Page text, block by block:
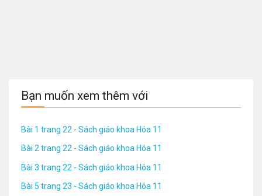
Bạn muốn xem thêm với
Bài 1 trang 22 - Sách giáo khoa Hóa 11
Bài 2 trang 22 - Sách giáo khoa Hóa 11
Bài 3 trang 22 - Sách giáo khoa Hóa 11
Bài 5 trang 23 - Sách giáo khoa Hóa 11